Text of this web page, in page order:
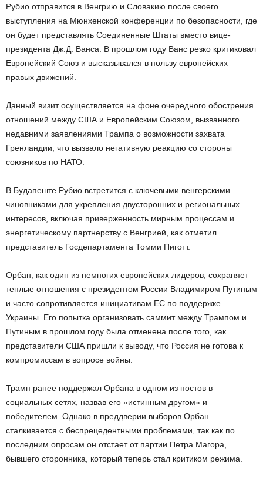
Рубио отправится в Венгрию и Словакию после своего
выступления на Мюнхенской конференции по безопасности, где
он будет представлять Соединенные Штаты вместо вице-
президента Дж.Д. Ванса. В прошлом году Ванс резко критиковал
Европейский Союз и высказывался в пользу европейских
правых движений.
Данный визит осуществляется на фоне очередного обострения
отношений между США и Европейским Союзом, вызванного
недавними заявлениями Трампа о возможности захвата
Гренландии, что вызвало негативную реакцию со стороны
союзников по НАТО.
В Будапеште Рубио встретится с ключевыми венгерскими
чиновниками для укрепления двусторонних и региональных
интересов, включая приверженность мирным процессам и
энергетическому партнерству с Венгрией, как отметил
представитель Госдепартамента Томми Пиготт.
Орбан, как один из немногих европейских лидеров, сохраняет
теплые отношения с президентом России Владимиром Путиным
и часто сопротивляется инициативам ЕС по поддержке
Украины. Его попытка организовать саммит между Трампом и
Путиным в прошлом году была отменена после того, как
представители США пришли к выводу, что Россия не готова к
компромиссам в вопросе войны.
Трамп ранее поддержал Орбана в одном из постов в
социальных сетях, назвав его «истинным другом» и
победителем. Однако в преддверии выборов Орбан
сталкивается с беспрецедентными проблемами, так как по
последним опросам он отстает от партии Петра Магора,
бывшего сторонника, который теперь стал критиком режима.